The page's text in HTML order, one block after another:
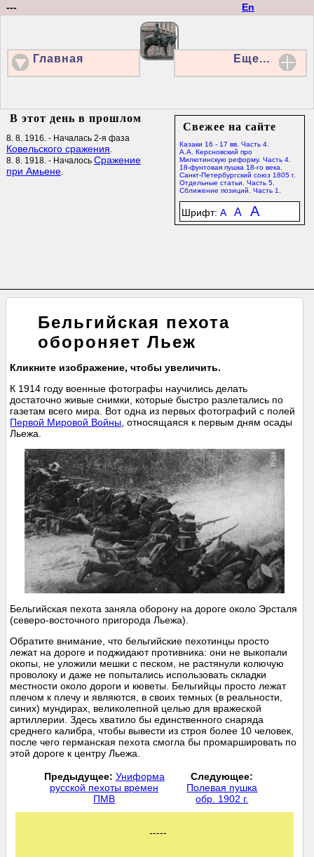
En
---
Главная Еще...
Свежее на сайте
Казаки 16 - 17 вв. Часть 4.
А.А. Керсновский про
Милютинскую реформу. Часть 4.
18-фунтовая пушка 18-го века.
Санкт-Петербургский союз 1805 г.
Отдельные статьи. Часть 5.
Сближение позиций. Часть 1.
Шрифт: A A A
В этот день в прошлом
8. 8. 1916. - Началась 2-я фаза
Ковельского сражения.
8. 8. 1918. - Началось Сражение
при Амьене.
Бельгийская пехота
обороняет Льеж
Кликните изображение, чтобы увеличить.
К 1914 году военные фотографы научились делать
достаточно живые снимки, которые быстро разлетались по
газетам всего мира. Вот одна из первых фотографий с полей
Первой Мировой Войны , относящаяся к первым дням осады
Льежа.
Бельгийская пехота заняла оборону на дороге около Эрсталя
(северо-восточного пригорода Льежа).
Обратите внимание, что бельгийские пехотинцы просто
лежат на дороге и поджидают противника: они не выкопали
окопы, не уложили мешки с песком, не растянули колючую
проволоку и даже не попытались использовать складки
местности около дороги и кюветы. Бельгийцы просто лежат
плечом к плечу и являются, в своих темных (в реальности,
синих) мундирах, великолепной целью для вражеской
артиллерии. Здесь хватило бы единственного снаряда
среднего калибра, чтобы вывести из строя более 10 человек,
после чего германская пехота смогла бы промаршировать по
этой дороге к центру Льежа.
Предыдущее: Униформа
русской пехоты времен
ПМВ
Следующее:
Полевая пушка
обр. 1902 г.
-----